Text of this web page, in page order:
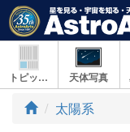
トピックス 天体写真
ト 太陽系